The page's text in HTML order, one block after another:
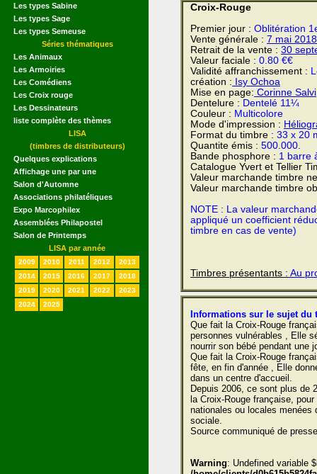
Les types Sabine
Les types Sage
Les types Semeuse
Séries thématiques
Les Animaux
Les Armoiries
Les Comédiens
Les Croix rouge
Les Dessinateurs
liste complète des thèmes
LISA
(timbres de distributeurs)
Quelques explications
Affichage une par une
Salon d'Automne
Associations philatéliques
Expo Marcophilex
Assemblées Philapostel
Salon de Printemps
LISA par année
2009 2010 2011 2012
2013
2014
2015 2016 2017
2018
2019
2020 2021 2022
2023
2024
2025
Croix-Rouge
Premier jour : Oblitération
Vente générale : 7 mai 2018
Retrait de la vente : 30
Valeur faciale : 0.80 €€
Validité affranchissement :
création : Isy Ochoa
Mise en page: Corinne Salvi
Dentelure : Dentelé 11¼
Couleur : Multicolore
Mode d'impression :
Format du timbre : 33 x 20
Quantite émis : 500.000.
Bande phosphore : 1 barre
Catalogue Yvert et Tellier
Valeur marchande timbre
Valeur marchande timbre
NOTE : La valeur
appliqué un coefficient
timbre en cas de vente)
Timbres présentants : Au
Informations sur le sujet du
Que fait la Croix-Rouge
personnes vulnérables , Elle
nourrir son bébé pendant une
Que fait la Croix-Rouge
fête, en fin d'année , Elle
dans un centre d'accueil.
Depuis 2006, ce sont plus de
la Croix-Rouge française,
nationales ou locales menées
sociale.
Source communiqué de
Warning: Undefined variable